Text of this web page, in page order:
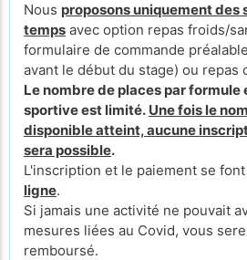
Nous proposons uniquement des
temps avec option repas froids/
formulaire de commande
avant le début du stage) ou repas
Le nombre de places par
sportive est limité. Une fois le
disponible atteint, aucune
sera possible.
L'inscription et le paiement se font
ligne.
Si jamais une activité ne pouvait
mesures liées au Covid, vous
remboursé.